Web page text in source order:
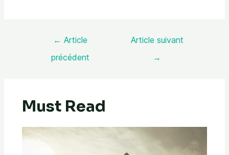
← Article
précédent
Article suivant
→
Must Read